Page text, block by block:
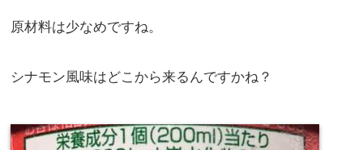
原材料は少なめですね。
シナモン風味はどこから来るんですかね？